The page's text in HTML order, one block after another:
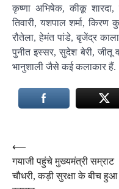
कृष्णा अभिषेक, कीकू
तिवारी, यशपाल शर्मा, किरण
रौतेला, हेमंत पांडे, बृजेंद्र
पुनीत इस्सर, सुदेश बेरी, जीतू
भानुशाली जैसे कई कलाकार हैं.
Post
navigation
⟵
गयाजी पहुंचे मुख्यमंत्री सम्राट
चौधरी, कड़ी सुरक्षा के बीच हुआ